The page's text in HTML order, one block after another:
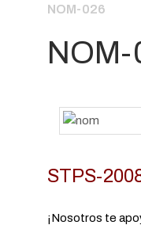
NOM-026
NOM-
STPS-
¡Nosotros te